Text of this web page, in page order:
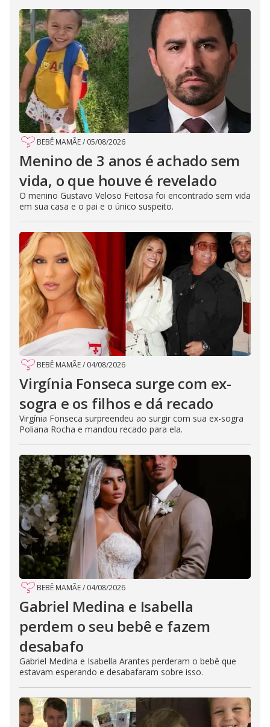
BEBÊ MAMÃE/ 05/08/2026
Menino de 3 anos é achado sem
vida, o que houve é revelado
O menino Gustavo Veloso Feitosa foi encontrado sem vida
em sua casa e o pai e o único suspeito.
BEBÊ MAMÃE/ 04/08/2026
Virgínia Fonseca surge com ex-
sogra e os filhos e dá recado
Virgínia Fonseca surpreendeu ao surgir com sua ex-sogra
Poliana Rocha e mandou recado para ela.
BEBÊ MAMÃE/ 04/08/2026
Gabriel Medina e Isabella
perdem o seu bebê e fazem
desabafo
Gabriel Medina e Isabella Arantes perderam o bebê que
estavam esperando e desabafaram sobre isso.